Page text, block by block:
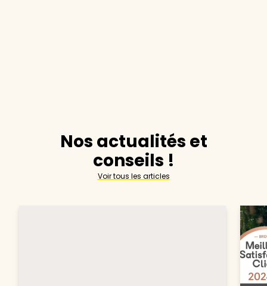
Nos actualités et
conseils !
Voir tous les articles